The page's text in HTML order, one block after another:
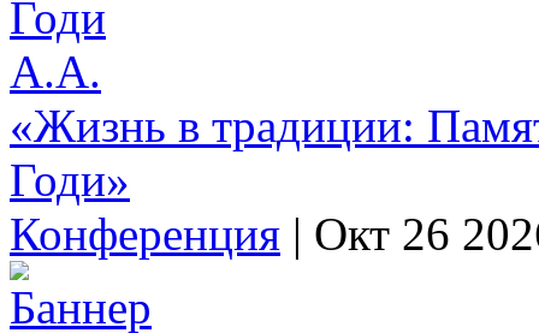
«Жизнь в традиции:
Годи»
Конференция | Окт 26